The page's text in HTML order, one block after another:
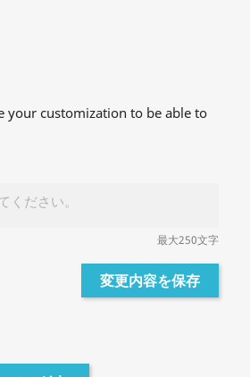
your customization to be able to
最大250文字
変更内容を保存